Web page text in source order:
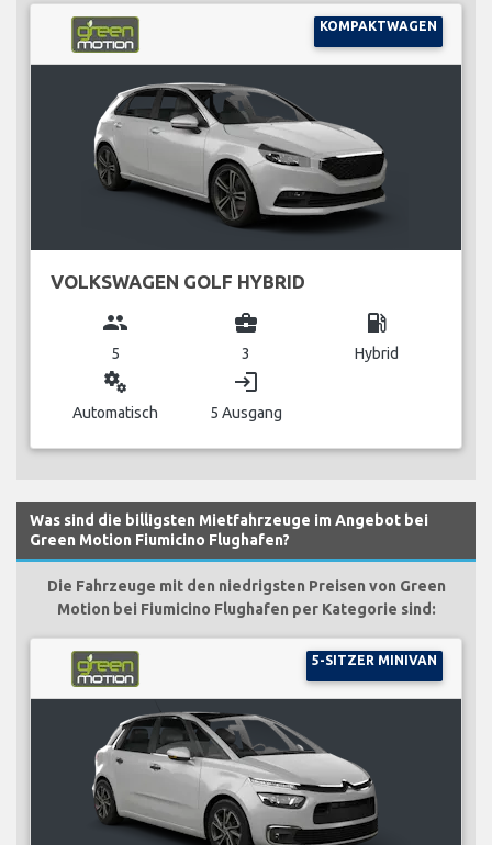
KOMPAKTWAGEN
VOLKSWAGEN GOLF HYBRID
group
5
business_center
3
local_gas_station
Hybrid
miscellaneous_services
Automatisch
login
5 Ausgang
Was sind die billigsten Mietfahrzeuge im Angebot bei
Green Motion Fiumicino Flughafen?
Die Fahrzeuge mit den niedrigsten Preisen von Green
Motion bei Fiumicino Flughafen per Kategorie sind:
5-SITZER MINIVAN